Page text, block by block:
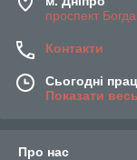
проспект
Контакти
Сьогодні
Показати
Про нас